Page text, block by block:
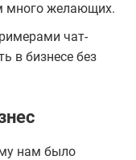
много желающих.
чат-
в бизнесе без
нам было